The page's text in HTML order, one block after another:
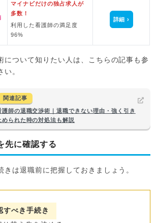
マイナビだけの独占求人が
多数！
利用した看護師の満足度
96%
詳細
について知りたい人は、こちらの記事も参
い。
関連記事
護師の退職交渉術｜退職できない理由・強く引き
められた時の対処法も解説
先に確認する
きは退職前に把握しておきましょう。
すべき手続き